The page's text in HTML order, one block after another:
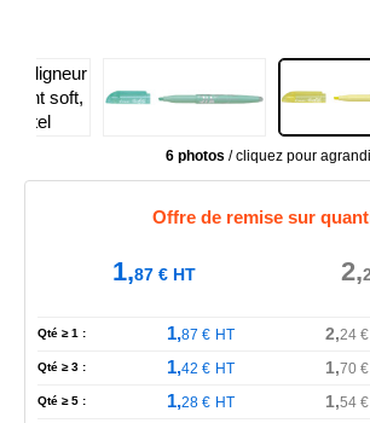
6 photos / cliquez pour
Offre de remise sur
1,87€HT 2,
Qté ≥ 1 : 1,87 € HT 2,24€
Qté ≥ 3 : 1,42 € HT 1,70€
Qté ≥ 5 : 1,28€ HT 1,54€